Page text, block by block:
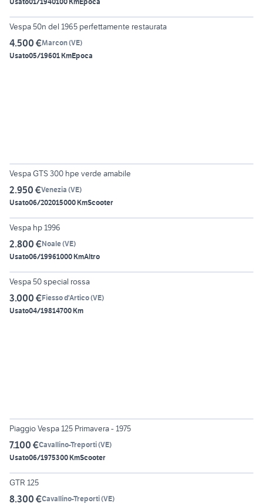
4
Vespa 50n del 1965 perfettamente restaurata
4.500 €Marcon(VE)
Usato05/19601 KmEpoca
Vespa GTS 300 hpe verde amabile
2.950 €Venezia (VE)
Usato06/202015000 KmScooter
Vespa hp 1996
2.800 €Noale(VE)
Usato06/19961000 KmAltro
6
Vespa 50 special rossa
3.000 €Fiesso d'Artico(VE)
Usato04/19814700 Km
Piaggio Vespa 125 Primavera - 1975
7.100 €Cavallino-Treporti(VE)
Usato06/1975300 KmScooter
6
GTR 125
8.300 €Cavallino-Treporti(VE)